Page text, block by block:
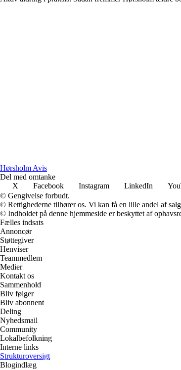
Hørsholm Avis
Del med omtanke
X
Facebook Instagram LinkedIn
© Gengivelse forbudt.
© Rettighederne tilhører os. Vi kan få en lille andel af
© Indholdet på denne hjemmeside er beskyttet af
Fælles indsats
Annoncør
Støttegiver
Henviser
Teammedlem
Medier
Kontakt os
Sammenhold
Bliv følger
Bliv abonnent
Deling
Nyhedsmail
Community
Lokalbefolkning
Interne links
Strukturoversigt
Blogindlæg